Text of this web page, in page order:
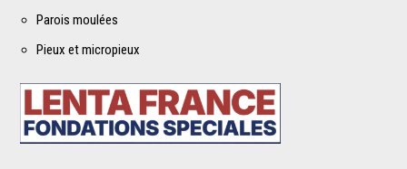
Parois moulées
Pieux et micropieux